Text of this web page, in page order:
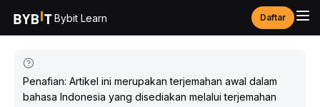
Bybit Learn Daftar
Penafian: Artikel ini merupakan terjemahan awal dalam
bahasa Indonesia yang disediakan melalui terjemahan